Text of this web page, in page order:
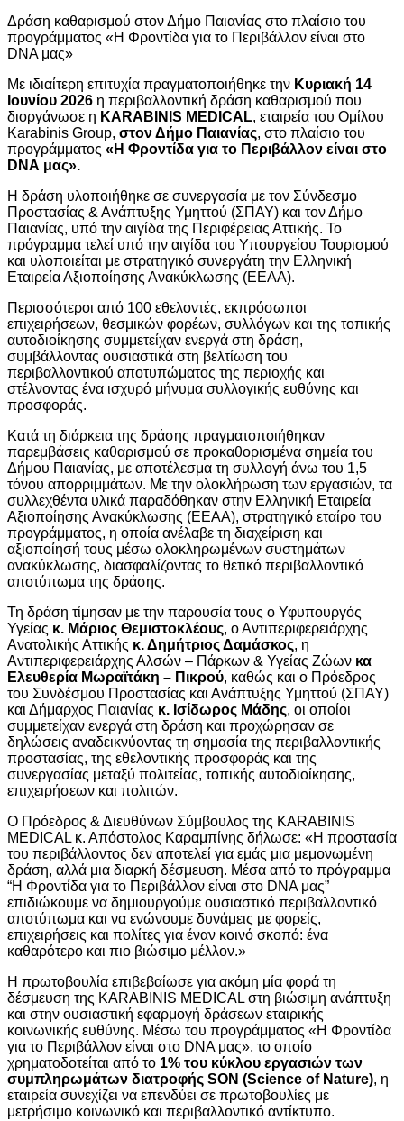
Δράση καθαρισμού στον Δήμο Παιανίας στο πλαίσιο του
προγράμματος «Η Φροντίδα για το Περιβάλλον είναι στο
DNA μας»
Με ιδιαίτερη επιτυχία πραγματοποιήθηκε την Κυριακή 14
Ιουνίου 2026 η περιβαλλοντική δράση καθαρισμού που
διοργάνωσε η KARABINIS MEDICAL, εταιρεία του Ομίλου
Karabinis Group, στον Δήμο Παιανίας, στο πλαίσιο του
προγράμματος «Η Φροντίδα για το Περιβάλλον είναι στο
DNA μας».
Η δράση υλοποιήθηκε σε συνεργασία με τον Σύνδεσμο
Προστασίας & Ανάπτυξης Υμηττού (ΣΠΑΥ) και τον Δήμο
Παιανίας, υπό την αιγίδα της Περιφέρειας Αττικής. Το
πρόγραμμα τελεί υπό την αιγίδα του Υπουργείου Τουρισμού
και υλοποιείται με στρατηγικό συνεργάτη την Ελληνική
Εταιρεία Αξιοποίησης Ανακύκλωσης (ΕΕΑΑ).
Περισσότεροι από 100 εθελοντές, εκπρόσωποι
επιχειρήσεων, θεσμικών φορέων, συλλόγων και της τοπικής
αυτοδιοίκησης συμμετείχαν ενεργά στη δράση,
συμβάλλοντας ουσιαστικά στη βελτίωση του
περιβαλλοντικού αποτυπώματος της περιοχής και
στέλνοντας ένα ισχυρό μήνυμα συλλογικής ευθύνης και
προσφοράς.
Κατά τη διάρκεια της δράσης πραγματοποιήθηκαν
παρεμβάσεις καθαρισμού σε προκαθορισμένα σημεία του
Δήμου Παιανίας, με αποτέλεσμα τη συλλογή άνω του 1,5
τόνου απορριμμάτων. Με την ολοκλήρωση των εργασιών, τα
συλλεχθέντα υλικά παραδόθηκαν στην Ελληνική Εταιρεία
Αξιοποίησης Ανακύκλωσης (ΕΕΑΑ), στρατηγικό εταίρο του
προγράμματος, η οποία ανέλαβε τη διαχείριση και
αξιοποίησή τους μέσω ολοκληρωμένων συστημάτων
ανακύκλωσης, διασφαλίζοντας το θετικό περιβαλλοντικό
αποτύπωμα της δράσης.
Τη δράση τίμησαν με την παρουσία τους ο Υφυπουργός
Υγείας κ. Μάριος Θεμιστοκλέους, ο Αντιπεριφερειάρχης
Ανατολικής Αττικής κ. Δημήτριος Δαμάσκος, η
Αντιπεριφερειάρχης Αλσών – Πάρκων & Υγείας Ζώων κα
Ελευθερία Μωραϊτάκη – Πικρού, καθώς και ο Πρόεδρος
του Συνδέσμου Προστασίας και Ανάπτυξης Υμηττού (ΣΠΑΥ)
και Δήμαρχος Παιανίας κ. Ισίδωρος Μάδης, οι οποίοι
συμμετείχαν ενεργά στη δράση και προχώρησαν σε
δηλώσεις αναδεικνύοντας τη σημασία της περιβαλλοντικής
προστασίας, της εθελοντικής προσφοράς και της
συνεργασίας μεταξύ πολιτείας, τοπικής αυτοδιοίκησης,
επιχειρήσεων και πολιτών.
Ο Πρόεδρος & Διευθύνων Σύμβουλος της KARABINIS
MEDICAL κ. Απόστολος Καραμπίνης δήλωσε: «Η προστασία
του περιβάλλοντος δεν αποτελεί για εμάς μια μεμονωμένη
δράση, αλλά μια διαρκή δέσμευση. Μέσα από το πρόγραμμα
“Η Φροντίδα για το Περιβάλλον είναι στο DNA μας”
επιδιώκουμε να δημιουργούμε ουσιαστικό περιβαλλοντικό
αποτύπωμα και να ενώνουμε δυνάμεις με φορείς,
επιχειρήσεις και πολίτες για έναν κοινό σκοπό: ένα
καθαρότερο και πιο βιώσιμο μέλλον.»
Η πρωτοβουλία επιβεβαίωσε για ακόμη μία φορά τη
δέσμευση της KARABINIS MEDICAL στη βιώσιμη ανάπτυξη
και στην ουσιαστική εφαρμογή δράσεων εταιρικής
κοινωνικής ευθύνης. Μέσω του προγράμματος «Η Φροντίδα
για το Περιβάλλον είναι στο DNA μας», το οποίο
χρηματοδοτείται από το 1% του κύκλου εργασιών των
συμπληρωμάτων διατροφής SON (Science of Nature), η
εταιρεία συνεχίζει να επενδύει σε πρωτοβουλίες με
μετρήσιμο κοινωνικό και περιβαλλοντικό αντίκτυπο.